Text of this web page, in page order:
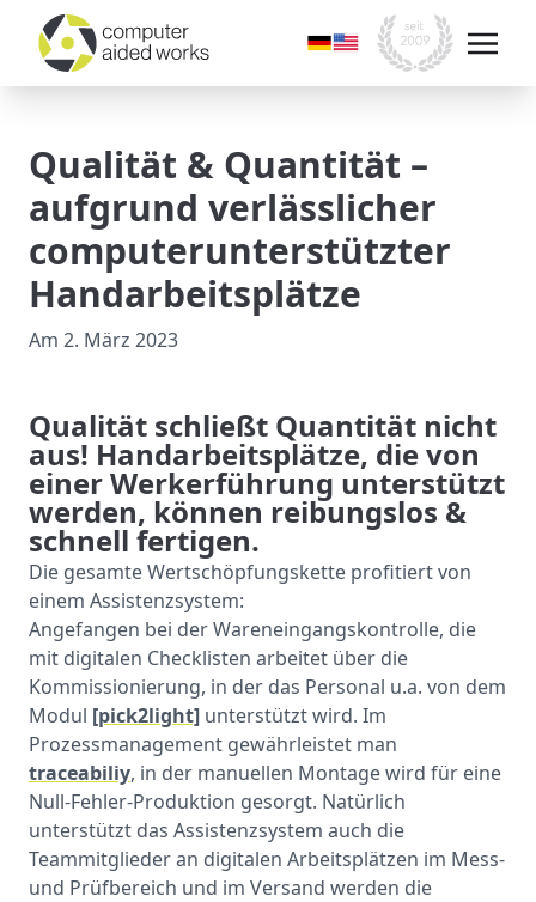
Qualität & Quantität –
aufgrund verlässlicher
computerunterstützter
Handarbeitsplätze
Am 2. März 2023
Qualität schließt Quantität nicht
aus! Handarbeitsplätze, die von
einer Werkerführung unterstützt
werden, können reibungslos &
schnell fertigen.
Die gesamte Wertschöpfungskette profitiert von
einem Assistenzsystem:
Angefangen bei der Wareneingangskontrolle, die
mit digitalen Checklisten arbeitet über die
Kommissionierung, in der das Personal u.a. von dem
Modul [pick2light] unterstützt wird. Im
Prozessmanagement gewährleistet man
traceabiliy, in der manuellen Montage wird für eine
Null-Fehler-Produktion gesorgt. Natürlich
unterstützt das Assistenzsystem auch die
Teammitglieder an digitalen Arbeitsplätzen im Mess-
und Prüfbereich und im Versand werden die